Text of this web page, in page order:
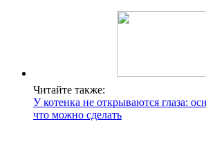
Читайте также:
У котенка не открываются глаза:
что можно сделать